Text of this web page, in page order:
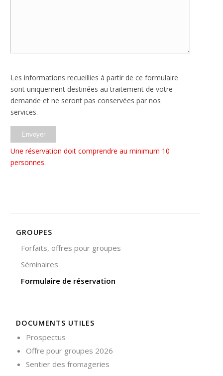
Les informations recueillies à partir de ce formulaire
sont uniquement destinées au traitement de votre
demande et ne seront pas conservées par nos
services.
Une réservation doit comprendre au minimum 10
personnes.
GROUPES
Forfaits, offres pour groupes
Séminaires
Formulaire de réservation
DOCUMENTS UTILES
Prospectus
Offre pour groupes 2026
Sentier des fromageries